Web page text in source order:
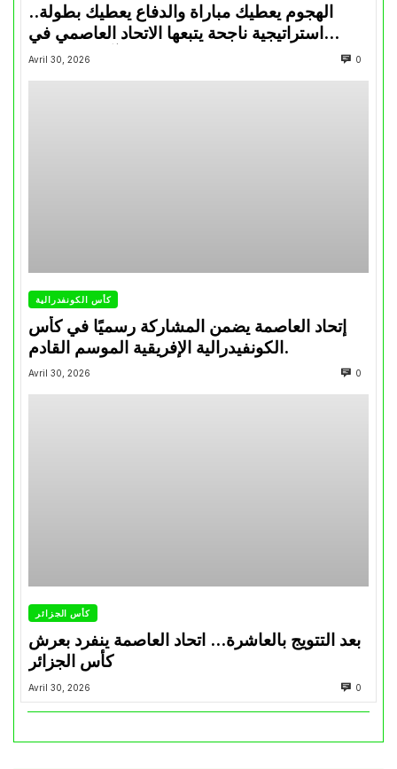
الهجوم يعطيك مباراة والدفاع يعطيك بطولة..
استراتيجية ناجحة يتبعها الاتحاد العاصمي في
تتويجاته آخر السنوات
Avril 30, 2026 0
كأس الكونفدرالية
إتحاد العاصمة يضمن المشاركة رسميًا في كأس
الكونفيدرالية الإفريقية الموسم القادم.
Avril 30, 2026 0
كأس الجزائر
بعد التتويج بالعاشرة… اتحاد العاصمة ينفرد بعرش
كأس الجزائر
Avril 30, 2026 0